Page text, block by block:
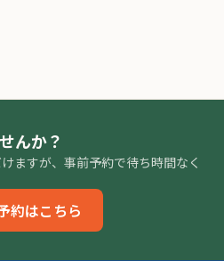
んか？
ますが、事前予約で待ち時間なく
約はこちら